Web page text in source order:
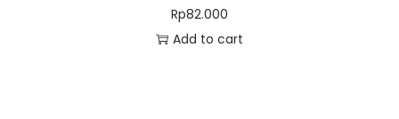
Rp82.000
Add to cart